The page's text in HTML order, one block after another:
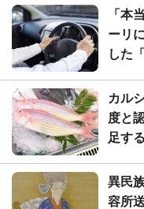
「本
ーリ
した
カル
度と
足す
異民
容所